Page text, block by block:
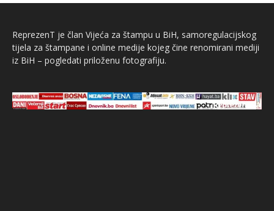
ReprezenT je član Vijeća za štampu u BiH, samoregulacijskog
tijela za štampane i online medije kojeg čine renomirani mediji
iz BiH – pogledati priloženu fotografiju.